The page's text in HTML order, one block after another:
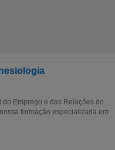
Emprego e das Relações do
formação especializada em